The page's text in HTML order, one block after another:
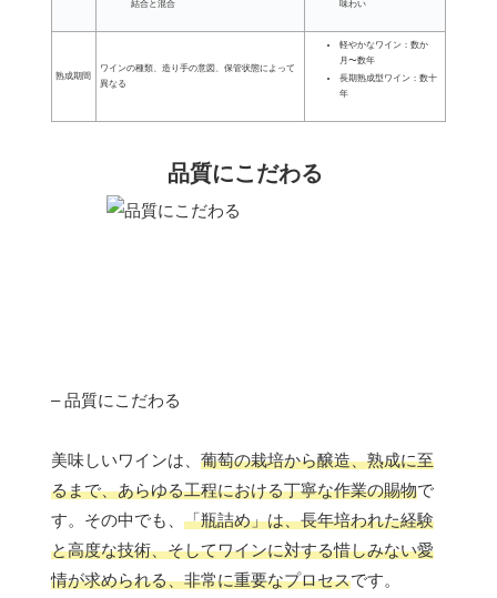
結合と混合
味わい
熟成期間
ワインの種類、造り手の意図、保管状態によって
異なる
軽やかなワイン：数か
月〜数年
長期熟成型ワイン：数十
年
品質にこだわる
– 品質にこだわる
美味しいワインは、 葡萄の栽培から醸造、熟成に至
るまで、あらゆる工程における丁寧な作業の賜物で
す。その中でも、 「瓶詰め」は、長年培われた経験
と高度な技術、そしてワインに対する惜しみない愛
情が求められる、非常に重要なプロセスです。